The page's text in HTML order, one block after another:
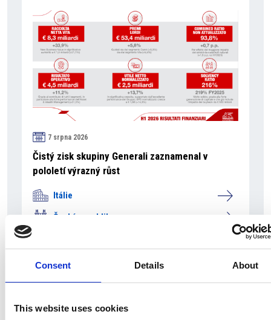
Consent Details About
This website uses cookies
7 srpna 2026
Čistý zisk skupiny Generali zaznamenal v
pololetí výrazný růst
Itálie
Česká republika